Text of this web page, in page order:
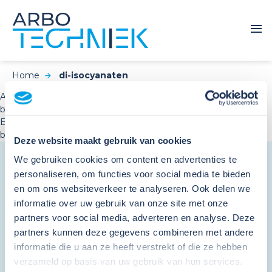
Deze website maakt gebruik van cookies
We gebruiken cookies om content en advertenties te
personaliseren, om functies voor social media te bieden
en om ons websiteverkeer te analyseren. Ook delen we
informatie over uw gebruik van onze site met onze
partners voor social media, adverteren en analyse. Deze
partners kunnen deze gegevens combineren met andere
informatie die u aan ze heeft verstrekt of die ze hebben
verzameld op basis van uw gebruik van hun services.
Home
di-isocyanaten
Aanvullende opleiding Veilig Werken met di-isocyanaten nu
beschikbaar als e-learning!
E-learning voor Veilig Werken met di-isocyanaten nu
beschikbaar!
Schrijf je in en ontvang de
nieuwsbrief
"*" geeft vereiste velden aan